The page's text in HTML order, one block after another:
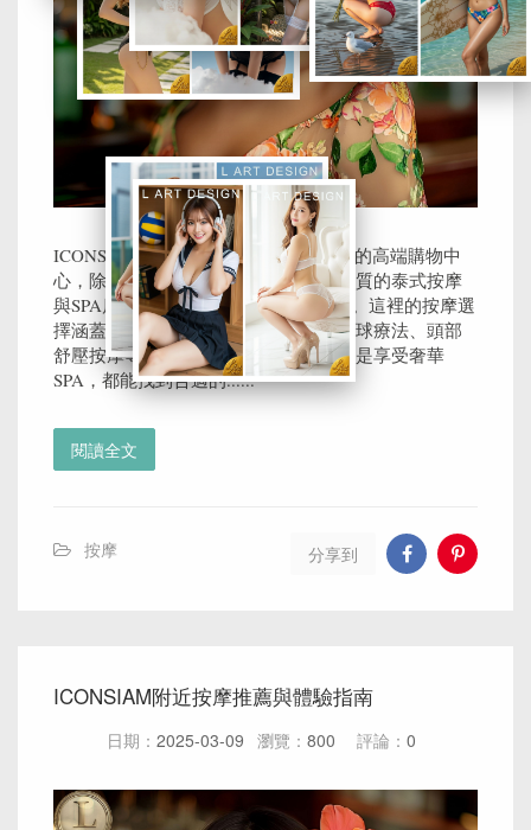
ICONSIAM暹羅天地是曼谷最具代表性的高端購物中
心，除了購物與美食之外，也有多家優質的泰式按摩
與SPA店，適合旅客在逛街後放鬆身心。這裡的按摩選
擇涵蓋傳統泰式按摩、精油按摩、草藥球療法、頭部
舒壓按摩等，無論是想舒緩肌肉疲勞還是享受奢華
SPA，都能找到合適的......
閱讀全文
按摩 分享到
ICONSIAM附近按摩推薦與體驗指南
日期： 2025-03-09 瀏覽： 800 評論： 0